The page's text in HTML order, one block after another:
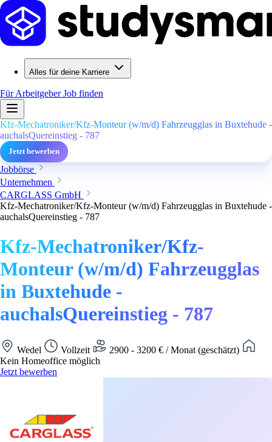
Alles für deine Karriere
Für ArbeitgeberJob finden
Kfz-Mechatroniker/Kfz-Monteur (w/m/d) Fahrzeugglas in Buxtehude -
auchalsQuereinstieg - 787
Jetzt bewerben
Jobbörse
Unternehmen
CARGLASS GmbH
Kfz-Mechatroniker/Kfz-Monteur (w/m/d) Fahrzeugglas in Buxtehude -
auchalsQuereinstieg - 787
Kfz-Mechatroniker/Kfz-
Monteur (w/m/d) Fahrzeugglas
in Buxtehude -
auchalsQuereinstieg - 787
Wedel Vollzeit
2900 - 3200 € / Monat (geschätzt)
Kein Homeoffice möglich
Jetzt bewerben